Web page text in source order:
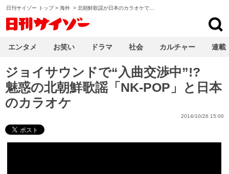
日刊サイゾー トップ> 海外 > 北朝鮮歌謡が日本のカラオケで…
ジョイサウンドで“入曲交渉中”!?
魅惑の北朝鮮歌謡「NK-POP」と日本
のカラオケ
2014/10/26 15:00
エンタメ お笑い ドラマ 社会 カルチャー 連載